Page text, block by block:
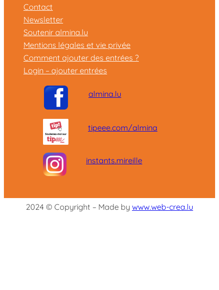
Contact
Newsletter
Soutenir almina.lu
Mentions légales et vie privée
Comment ajouter des entrées ?
Login – ajouter entrées
almina.lu
tipeee.com/almina
instants.mireille
2024 © Copyright – Made by www.web-crea.lu